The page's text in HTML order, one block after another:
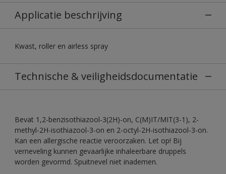
Applicatie beschrijving
Kwast, roller en airless spray
Technische & veiligheidsdocumentatie
Bevat 1,2-benzisothiazool-3(2H)-on, C(M)IT/MIT(3-1), 2-
methyl-2H-isothiazool-3-on en 2-octyl-2H-isothiazool-3-on.
Kan een allergische reactie veroorzaken. Let op! Bij
verneveling kunnen gevaarlijke inhaleerbare druppels
worden gevormd. Spuitnevel niet inademen.